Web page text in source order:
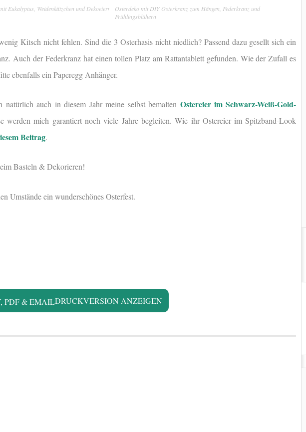
Eukalyptus, Weidenkätzchen und Dekoeiern
Osterdeko mit DIY Osterkranz zum Hängen, Federkranz und
Frühlingsblühern
Kitsch nicht fehlen. Sind die 3 Osterhasis nicht niedlich? Passend dazu gesellt sich ein
Auch der Federkranz hat einen tollen Platz am Rattantablett gefunden. Wie der Zufall es
ebenfalls ein Paperegg Anhänger.
natürlich auch in diesem Jahr meine selbst bemalten Ostereier im Schwarz-Weiß-Gold-
werden mich garantiert noch viele Jahre begleiten. Wie ihr Ostereier im Spitzband-Look
Beitrag.
Basteln & Dekorieren!
Umstände ein wunderschönes Osterfest.
DRUCKVERSION ANZEIGEN